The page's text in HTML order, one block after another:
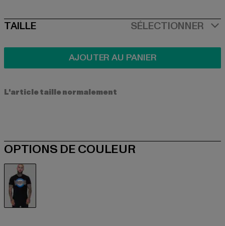
SIZE
TAILLE SÉLECTIONNER
AJOUTER AU PANIER
L'article taille normalement
OPTIONS DE COULEUR